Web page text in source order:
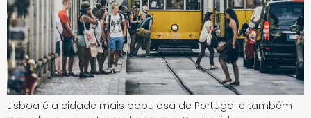
Lisboa é a cidade mais populosa de Portugal e também